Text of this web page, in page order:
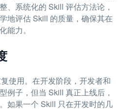
、系统化的 Skill 评估方法论，
地评估 Skill 的质量，确保其在
能力。
使用。在开发阶段，开发者和
例子，但当 Skill 真正上线后，
如果一个 Skill 只在开发时的几